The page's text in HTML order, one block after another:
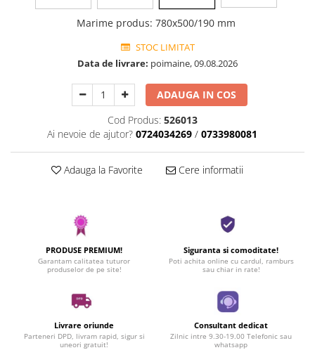
Marime produs: 780x500/190 mm
STOC LIMITAT
Data de livrare: poimaine, 09.08.2026
ADAUGA IN COS
Cod Produs: 526013
Ai nevoie de ajutor? 0724034269 / 0733980081
Adauga la Favorite Cere informatii
PRODUSE PREMIUM!
Garantam calitatea tuturor
produselor de pe site!
Siguranta si comoditate!
Poti achita online cu cardul, ramburs
sau chiar in rate!
Livrare oriunde
Parteneri DPD, livram rapid, sigur si
uneori gratuit!
Consultant dedicat
Zilnic intre 9.30-19.00 Telefonic sau
whatsapp